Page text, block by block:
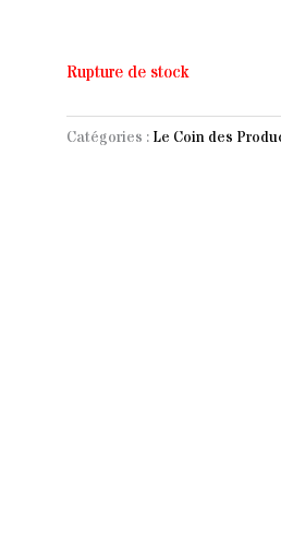
Rupture de stock
Catégories : Le Coin des